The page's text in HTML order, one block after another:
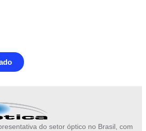
do setor óptico no Brasil, com